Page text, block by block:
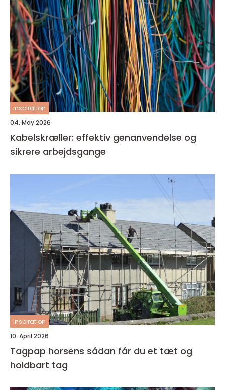
inspiration
04. May 2026
Kabelskræller: effektiv genanvendelse og
sikrere arbejdsgange
inspiration
10. April 2026
Tagpap horsens sådan får du et tæt og
holdbart tag